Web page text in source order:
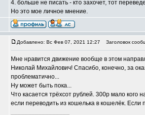
4. больше не писать - кто захочет, тот
Но это мое личное мнение.
Добавлено: Вс Фев 07, 2021 12:27 Заголовок
Мне нравится движение вообще в этом
Николай Михайлович! Спасибо, конечно, за
проблематично...
Ну может быть пока...
Что касается трёхсот рублей. 300р мало кого
если переводить из кошелька в кошелёк.